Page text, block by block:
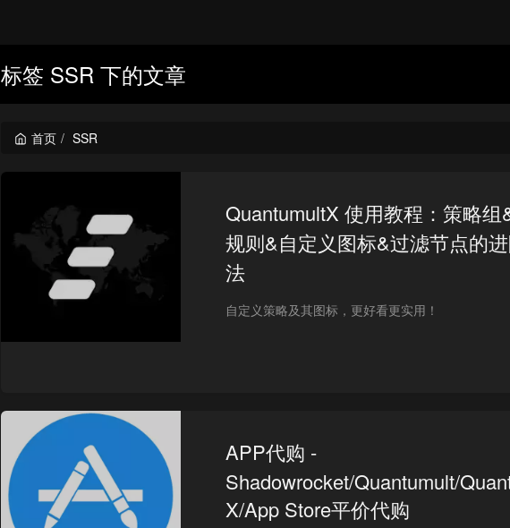
标签 SSR 下的文章
首页 SSR
QuantumultX 使用教程：策略组
规则&自定义图标&过滤节点的
法
自定义策略及其图标，更好看更实用！
APP代购 -
Shadowrocket/Quantumult/
X/App Store平价代购